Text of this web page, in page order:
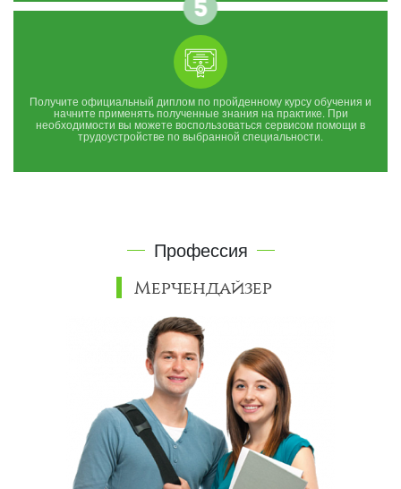
Получите официальный диплом по пройденному курсу обучения и
начните применять полученные знания на практике. При
необходимости вы можете воспользоваться сервисом помощи в
трудоустройстве по выбранной специальности.
Профессия
Мерчендайзер